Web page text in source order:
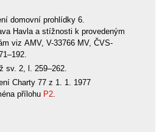
domovní prohlídky 6.
Havla a stížnosti k provedeným
viz AMV, V-33766 MV, ČVS-
sv. 2, l. 259–262.
Charty 77 z 1. 1. 1977
přílohu P2.